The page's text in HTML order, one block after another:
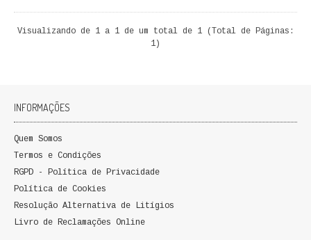
LITERATURA
NOVA BIBLIOTECA COSMOS
POESIA E TEATRO
REVISTA DEDALUS
Visualizando de 1 a 1 de um total de 1 (Total de Páginas:
1)
INFORMAÇÕES
Quem Somos
Termos e Condições
RGPD - Política de Privacidade
Política de Cookies
Resolução Alternativa de Litígios
Livro de Reclamações Online